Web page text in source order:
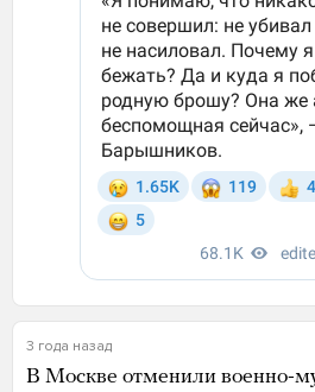
3 года назад
В Москве отменили военно-